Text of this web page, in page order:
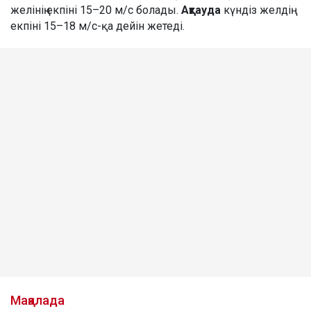
желінің екпіні 15–20 м/с болады. Ақтауда күндіз желдің
екпіні 15–18 м/с-қа дейін жетеді.
Мақалада